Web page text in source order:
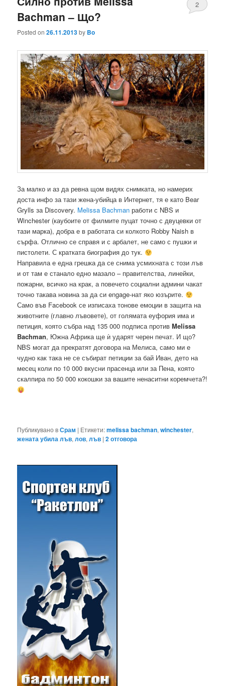
Bachman – Що?
Posted on26.11.2013by Bo
2
За малко и аз да ревна щом видях снимката, но намерих
доста инфо за тази жена-убийца в Интернет, тя е като Bear
Grylls за Discovery. Melissa Bachman работи с NBS и
Winchester (каубоите от филмите пуцат точно с двуцевки от
тази марка), добра е в работата си колкото Robby Naish в
сърфа. Отлично се справя и с арбалет, не само с пушки и
пистолети. С кратката биография до тук.
Направила е една грешка да се снима усмихната с този лъв
и от там е станало едно мазало – правителства, линейки,
пожарни, всичко на крак, а повечето социални админи чакат
точно такава новина за да си engage-нат яко юзърите.
Само във Facebook се изписаха тонове емоции в защита на
животните (главно лъвовете), от голямата еуфория има и
петиция, която събра над 135 000 подписа противMelissa
Bachman, Южна Африка ще ѝ ударят черен печат. И що?
NBS могат да прекратят договора на Мелиса, само ми е
чудно как така не се събират петиции за бай Иван, дето на
месец коли по 10 000 вкусни прасенца или за Пена, която
скалпира по 50 000 кокошки за вашите ненаситни коремчета?!
Публикувано вСрам | Етикети:melissa bachman,winchester,
жената убила лъв,лов,лъв |2отговора